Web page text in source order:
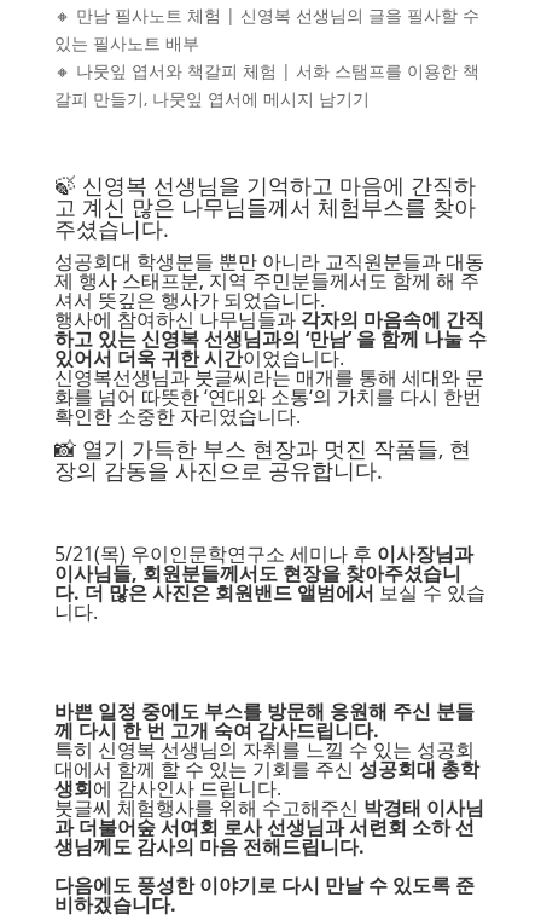
🔸 만남 필사노트 체험 | 신영복 선생님의 글을 필사할 수
있는 필사노트 배부
🔸 나뭇잎 엽서와 책갈피 체험 | 서화 스탬프를 이용한 책
갈피 만들기, 나뭇잎 엽서에 메시지 남기기
🍃 신영복 선생님을 기억하고 마음에 간직하
고 계신 많은 나무님들께서 체험부스를 찾아
주셨습니다.
성공회대 학생분들 뿐만 아니라 교직원분들과 대동
제 행사 스태프분, 지역 주민분들께서도 함께 해 주
셔서 뜻깊은 행사가 되었습니다.
행사에 참여하신 나무님들과각자의 마음속에 간직
하고 있는 신영복 선생님과의 ‘만남’을 함께 나눌 수
있어서 더욱 귀한 시간이었습니다.
신영복선생님과 붓글씨라는 매개를 통해 세대와 문
화를 넘어 따뜻한‘연대와 소통‘의 가치를 다시 한번
확인한 소중한 자리였습니다.
📸 열기 가득한 부스 현장과 멋진 작품들, 현
장의 감동을 사진으로 공유합니다.
5/21(목) 우이인문학연구소 세미나 후 이사장님과
이사님들, 회원분들께서도 현장을 찾아주셨습니
다. 더 많은 사진은 회원밴드 앨범에서 보실 수 있습
니다.
바쁜 일정 중에도 부스를 방문해 응원해 주신 분들
께 다시 한 번 고개 숙여 감사드립니다.
특히 신영복 선생님의 자취를 느낄 수 있는 성공회
대에서 함께 할 수 있는 기회를 주신성공회대 총학
생회에 감사인사 드립니다.
붓글씨 체험행사를 위해 수고해주신 박경태 이사님
과 더불어숲 서여회 로사 선생님과 서련회 소하 선
생님께도 감사의 마음 전해드립니다.
다음에도 풍성한 이야기로 다시 만날 수 있도록 준
비하겠습니다.